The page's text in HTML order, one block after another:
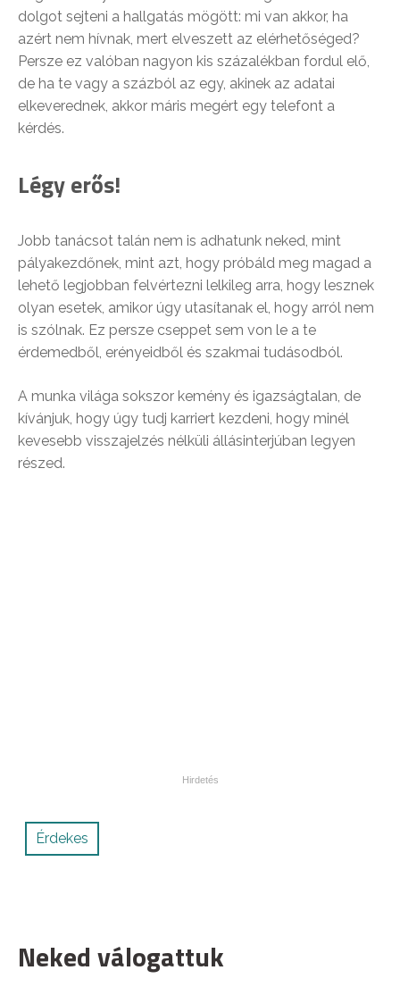
dolgot sejteni a hallgatás mögött: mi van akkor, ha
azért nem hívnak, mert elveszett az elérhetőséged?
Persze ez valóban nagyon kis százalékban fordul elő,
de ha te vagy a százból az egy, akinek az adatai
elkeverednek, akkor máris megért egy telefont a
kérdés.
Légy erős!
Jobb tanácsot talán nem is adhatunk neked, mint
pályakezdőnek, mint azt, hogy próbáld meg magad a
lehető legjobban felvértezni lelkileg arra, hogy lesznek
olyan esetek, amikor úgy utasítanak el, hogy arról nem
is szólnak. Ez persze cseppet sem von le a te
érdemedből, erényeidből és szakmai tudásodból.
A munka világa sokszor kemény és igazságtalan, de
kívánjuk, hogy úgy tudj karriert kezdeni, hogy minél
kevesebb visszajelzés nélküli állásinterjúban legyen
részed.
Érdekes
Neked válogattuk